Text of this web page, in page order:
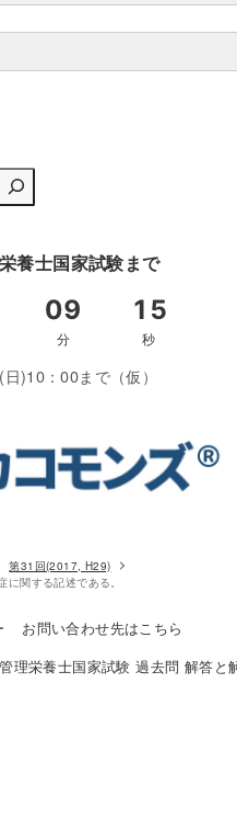
養士国家試験まで
)10：00まで（仮）
第31回(2017, H29)
関する記述である。
お問い合わせ先はこちら
理栄養士国家試験 過去問 解答と